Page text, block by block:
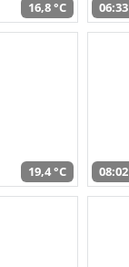
16,8 °C 06:33
19,4 °C 08:02